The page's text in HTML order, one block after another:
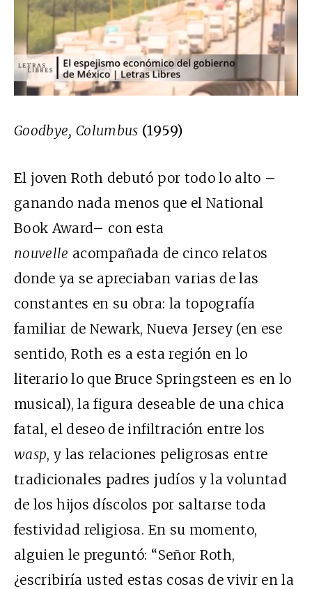
Goodbye, Columbus (1959)
El joven Roth debutó por todo lo alto –
ganando nada menos que el National
Book Award– con esta
nouvelle acompañada de cinco relatos
donde ya se apreciaban varias de las
constantes en su obra: la topografía
familiar de Newark, Nueva Jersey (en ese
sentido, Roth es a esta región en lo
literario lo que Bruce Springsteen es en lo
musical), la figura deseable de una chica
fatal, el deseo de infiltración entre los
wasp, y las relaciones peligrosas entre
tradicionales padres judíos y la voluntad
de los hijos díscolos por saltarse toda
festividad religiosa. En su momento,
alguien le preguntó: “Señor Roth,
¿escribiría usted estas cosas de vivir en la